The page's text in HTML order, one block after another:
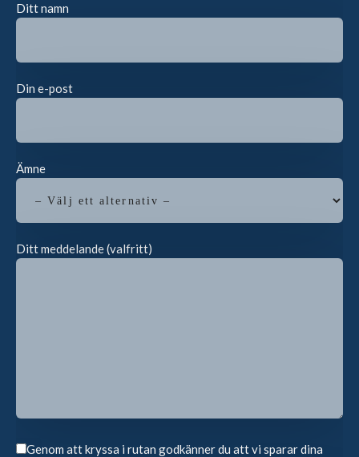
Ditt namn
Din e-post
Ämne
Ditt meddelande (valfritt)
Genom att kryssa i rutan godkänner du att vi sparar dina